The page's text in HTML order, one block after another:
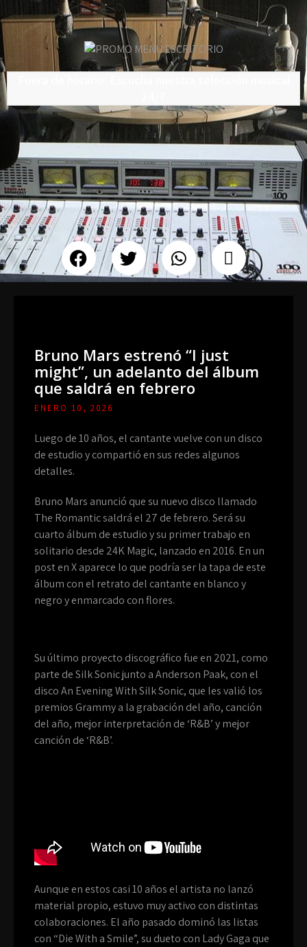
Bruno Mars estrenó “I just
might”, un adelanto del álbum
que saldrá en febrero
ENERO 10, 2026
Luego de 10 años, el cantante vuelve con un disco
de estudio y compartió en sus redes algunos
detalles.
Bruno Mars anunció que su nuevo disco llamado
The Romantic saldrá el 27 de febrero. Será su
cuarto álbum de estudio y su primer trabajo en
solitario desde 24K Magic, lanzado en 2016. En un
post en X aparece lo que podría ser la tapa de este
álbum con el retrato del cantante en blanco y
negro y enmarcado con flores.
Su último proyecto discográfico fue en 2021, como
parte de Silk Sonic junto a Anderson Paak, con el
disco An Evening With Silk Sonic, que les valió los
premios Grammy a la grabación del año, canción
del año, mejor interpretación de ‘R&B’ y mejor
canción de ‘R&B’.
Aunque en estos casi 10 años el artista no lanzó
material propio, estuvo muy activo con distintas
colaboraciones. El año pasado dominó las listas
con “Die With a Smile”, su dueto con Lady Gaga que